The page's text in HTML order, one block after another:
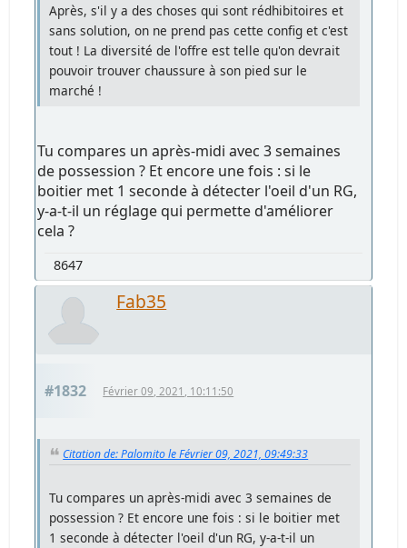
Après, s'il y a des choses qui sont rédhibitoires et
sans solution, on ne prend pas cette config et c'est
tout ! La diversité de l'offre est telle qu'on devrait
pouvoir trouver chaussure à son pied sur le
marché !
Tu compares un après-midi avec 3 semaines
de possession ? Et encore une fois : si le
boitier met 1 seconde à détecter l'oeil d'un RG,
y-a-t-il un réglage qui permette d'améliorer
cela ?
8647
Fab35
#1832 Février 09, 2021, 10:11:50
Citation de: Palomito le Février 09, 2021, 09:49:33
Tu compares un après-midi avec 3 semaines de
possession ? Et encore une fois : si le boitier met
1 seconde à détecter l'oeil d'un RG, y-a-t-il un